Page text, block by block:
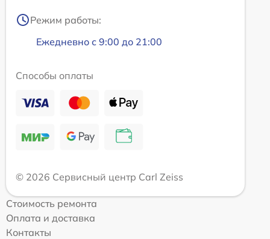
Режим работы:
Ежедневно с 9:00 до 21:00
Способы оплаты
© 2026 Сервисный центр Carl Zeiss
Стоимость ремонта
Оплата и доставка
Контакты